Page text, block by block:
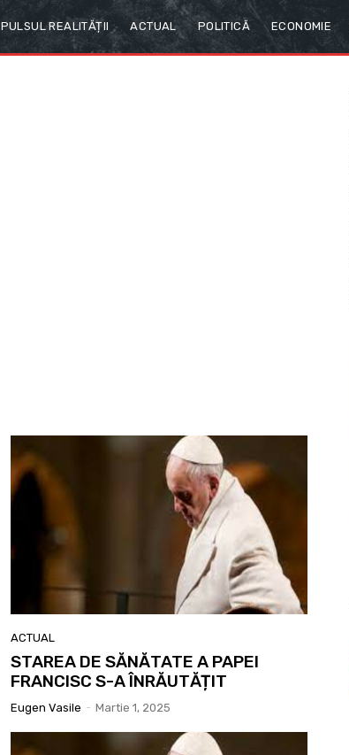
PULSUL REALITĂȚII ACTUAL POLITICĂ ECONOMIE
ACTUAL
STAREA DE SĂNĂTATE A PAPEI
FRANCISC S-A ÎNRĂUTĂȚIT
Eugen Vasile - Martie 1, 2025